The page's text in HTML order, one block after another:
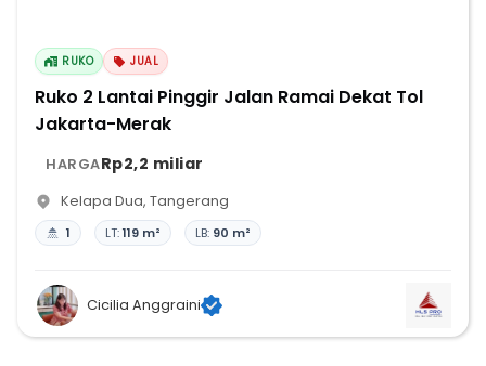
RUKO JUAL
Ruko 2 Lantai Pinggir Jalan Ramai Dekat Tol
Jakarta-Merak
HARGARp2,2 miliar
Kelapa Dua, Tangerang
1 LT:119 m² LB: 90 m²
Cicilia Anggraini